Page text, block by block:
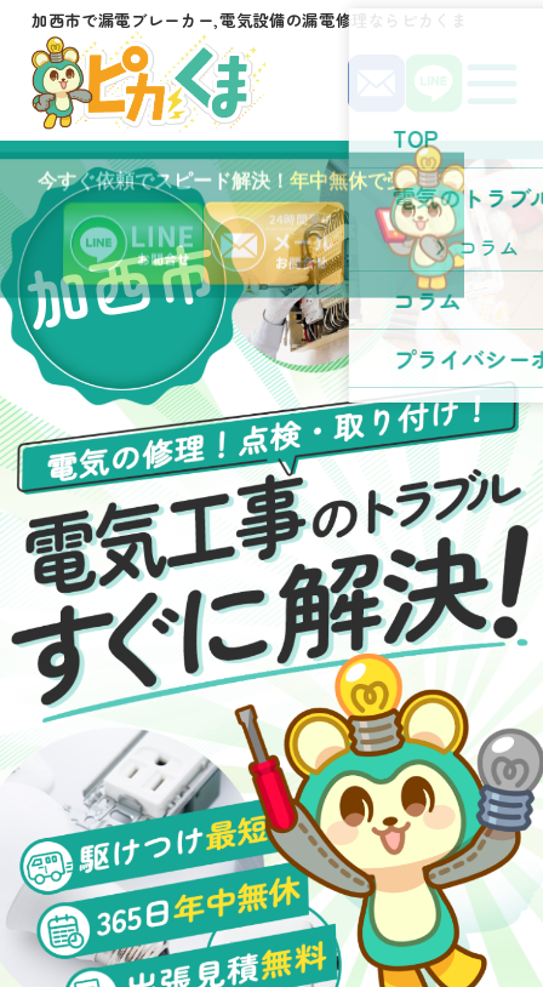
加西市で漏電ブレーカー,電気設備の漏電修理ならピカくま
TOP
電気のトラブ
コラム
コラム
プライバシー
加西市
今すぐ依頼でスピード解決！年中無休で受付中！